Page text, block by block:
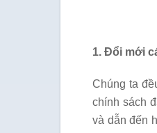
1. Đổi mới
Chúng ta
chính sách
và dẫn đến